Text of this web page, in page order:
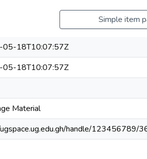
Simple item
18T10:07:57Z
18T10:07:57Z
Material
handle/123456789/